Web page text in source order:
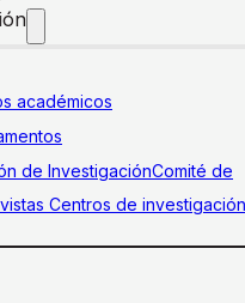
académicos
de InvestigaciónComité de
Centros de investigación